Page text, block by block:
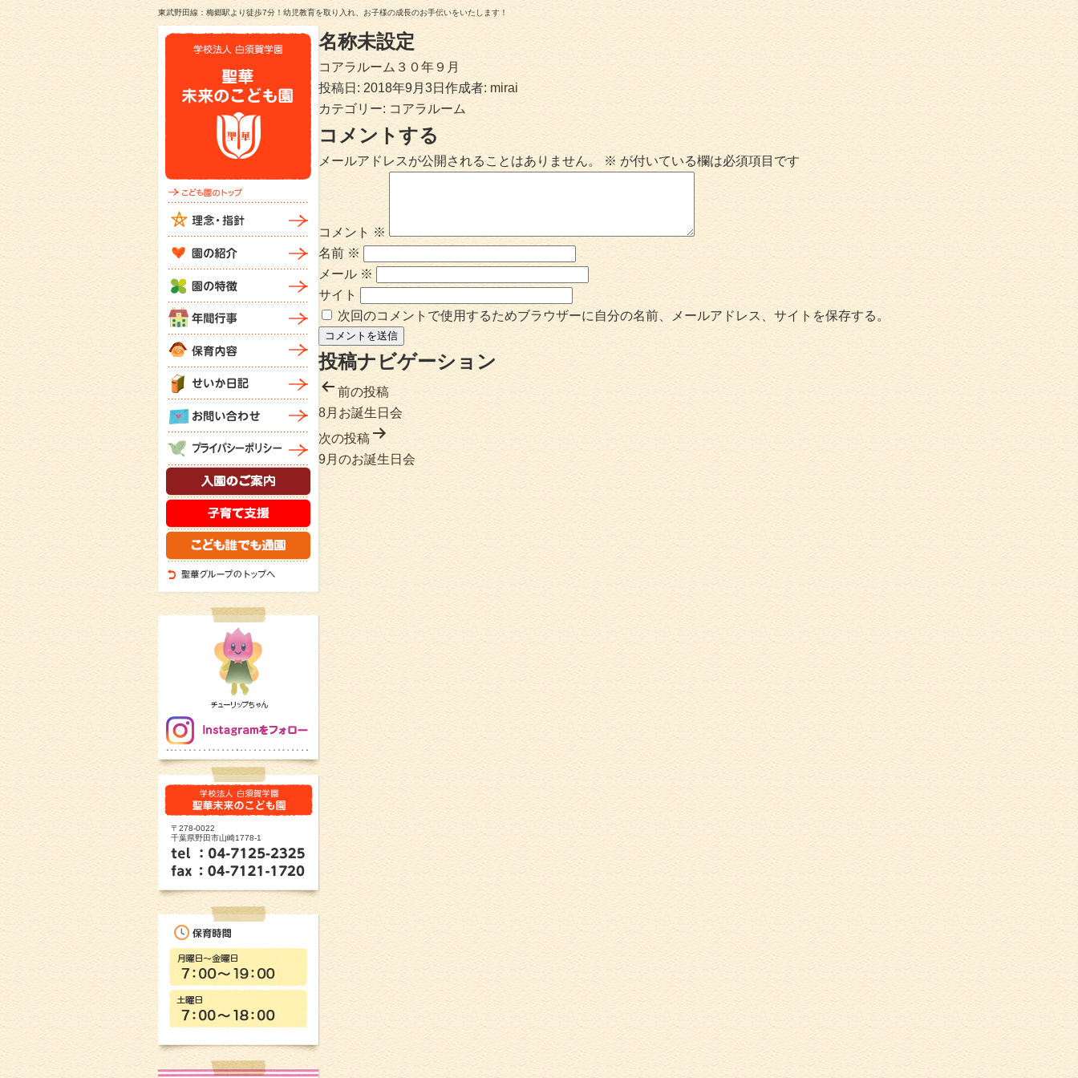
東武野田線：梅郷駅より徒歩7分！幼児教育を取り入れ、お子様の成長のお手伝いをいたします！
〒278-0022
千葉県野田市山崎1778-1
名称未設定
コアラルーム３０年９月
投稿日: 2018年9月3日 作成者: mirai
カテゴリー: コアラルーム
コメントする
メールアドレスが公開されることはありません。 ※ が付いている欄は必須項目です
コメント ※
名前 ※
メール ※
サイト
次回のコメントで使用するためブラウザーに自分の名前、メールアドレス、サイトを保存する。
投稿ナビゲーション
前の投稿
8月お誕生日会
次の投稿
9月のお誕生日会